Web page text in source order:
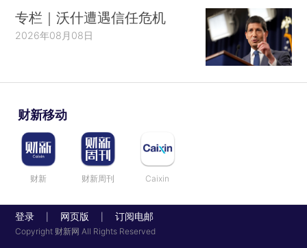
专栏｜沃什遭遇信任危机
2026年08月08日
财新移动
财新 财新周刊 Caixin
登录 网页版 订阅电邮
Copyright 财新网 All Rights Reserved